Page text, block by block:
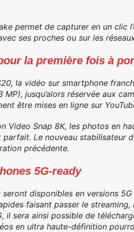
permet de capturer en un clic
ses proches ou sur les
la première fois à
la vidéo sur smartphone
MP), jusqu’alors réservée aux
être mises en ligne sur
Video Snap 8K, les photos en
Le nouveau stabilisateur
précédente.
5G-ready
disponibles en versions
faisant passer le
il sera ainsi possible de
en ultra haute-définition